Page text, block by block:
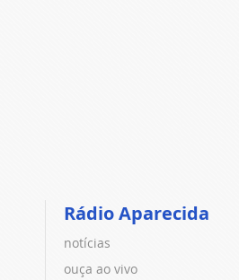
Rádio Aparecida
notícias
ouça ao vivo